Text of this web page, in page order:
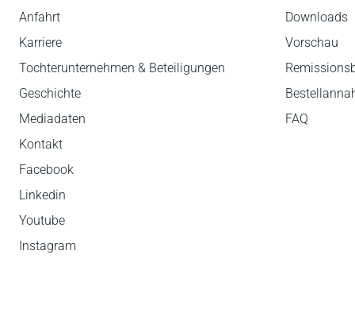
Anfahrt
Karriere
Tochterunternehmen & Beteiligungen
Geschichte
Mediadaten
Kontakt
Facebook
Linkedin
Youtube
Instagram
Downloads
Vorschau
FAQ